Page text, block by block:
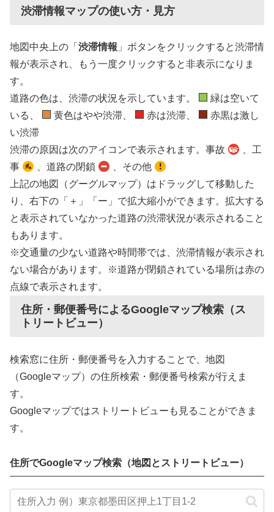
渋滞情報マップの使い方・見方
地図中央上の「 渋滞情報 」ボタンをクリックすると渋滞情
報が表示され、もう一度クリックすると非表示になりま
す。
道路の色は、渋滞の状況を示しています。
緑は空いて
いる、
黄色はやや渋滞、 赤は渋滞、
赤黒は激し
い渋滞
渋滞の原因は次のアイコンで表示されます。事故
、工
事
、道路の閉鎖
、その他
上記の地図（グーグルマップ）はドラッグして移動した
り、右下の「＋」「ー」で拡大縮小ができます。拡大する
と表示されていなかった道路の渋滞状況が表示されること
もあります。
※交通量の少ない道路や時間帯では、渋滞情報が表示され
ない場合があります。※道路が閉鎖されている場所は赤の
点線で表示されます。
住所・郵便番号によるGoogleマップ検索（ス
トリートビュー）
検索窓に住所・郵便番号を入力することで、地図
（Googleマップ）の住所検索・郵便番号検索が行えま
す。
Googleマップではストリートビューも見ることができま
す。
住所でGoogleマップ検索（地図とストリートビュー）